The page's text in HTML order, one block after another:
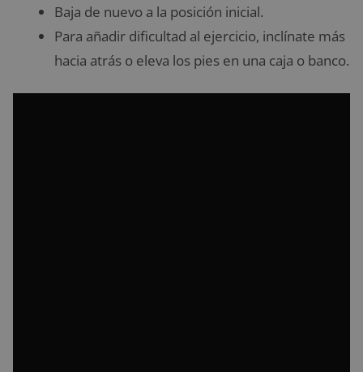
Baja de nuevo a la posición inicial.
Para añadir dificultad al ejercicio, inclínate más
hacia atrás o eleva los pies en una caja o banco.